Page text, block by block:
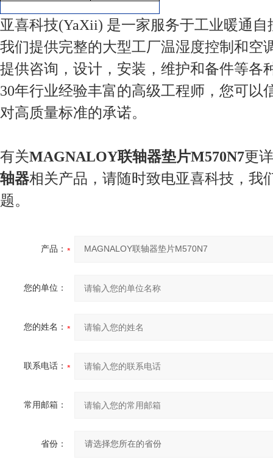
亚喜科技(YaXii) 是一家服务于工业暖通自
我们提供完整的大型工厂温湿度控制和空
提供咨询，设计，安装，维护和备件等各
30年行业经验丰富的高级工程师，您可以
对高质量标准的承诺。
有关MAGNALOY联轴器垫片M570N7更
轴器相关产品，请随时致电亚喜科技，我
题。
产品：
您的单位：
您的姓名：
联系电话：
常用邮箱：
省份：